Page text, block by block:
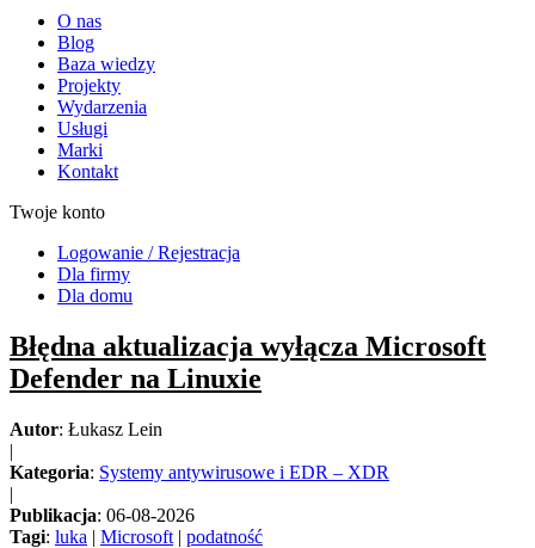
O nas
Blog
Baza wiedzy
Projekty
Wydarzenia
Usługi
Marki
Kontakt
Twoje konto
Logowanie / Rejestracja
Dla firmy
Dla domu
Błędna aktualizacja wyłącza Microsoft
Defender na Linuxie
Autor: Łukasz Lein
|
Kategoria: Systemy antywirusowe i EDR – XDR
|
Publikacja: 06-08-2026
Tagi: luka | Microsoft | podatność